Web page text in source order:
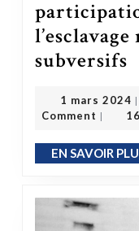
subversifs
1 mars 2024 |
Comment |
EN SAVOIR